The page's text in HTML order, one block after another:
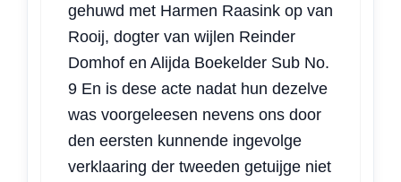
gehuwd met Harmen Raasink op van
Rooij, dogter van wijlen Reinder
Domhof en Alijda Boekelder Sub No.
9 En is dese acte nadat hun dezelve
was voorgeleesen nevens ons door
den eersten kunnende ingevolge
verklaaring der tweeden getuijge niet